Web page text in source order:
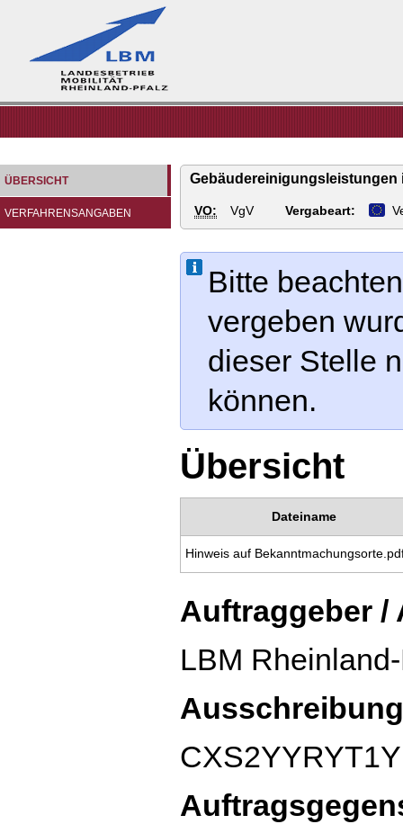
Rheinland-
Pfalz
LBM
ÜBERSICHT
VERFAHRENSANGABEN
Gebäudereinigungsleistungen
VO: VgV Vergabeart:
Bitte
vergeben
dieser Stelle
können.
Übersicht
Dateiname
Hinweis auf
Auftraggeber /
LBM